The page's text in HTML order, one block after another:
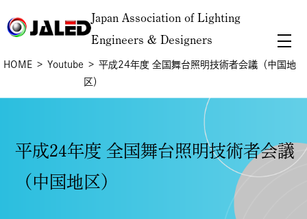
Japan Association of Lighting
Engineers & Designers
HOME Youtube
平成24年度 全国舞台照明技術者会議（中国地
区）
平成24年度 全国舞台照明技術者会議
（中国地区）